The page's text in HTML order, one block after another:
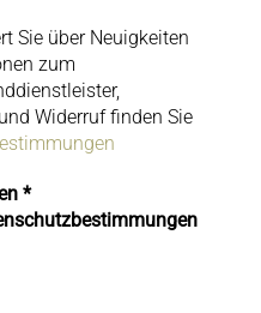
Sie über Neuigkeiten
zum
Widerruf finden Sie
*